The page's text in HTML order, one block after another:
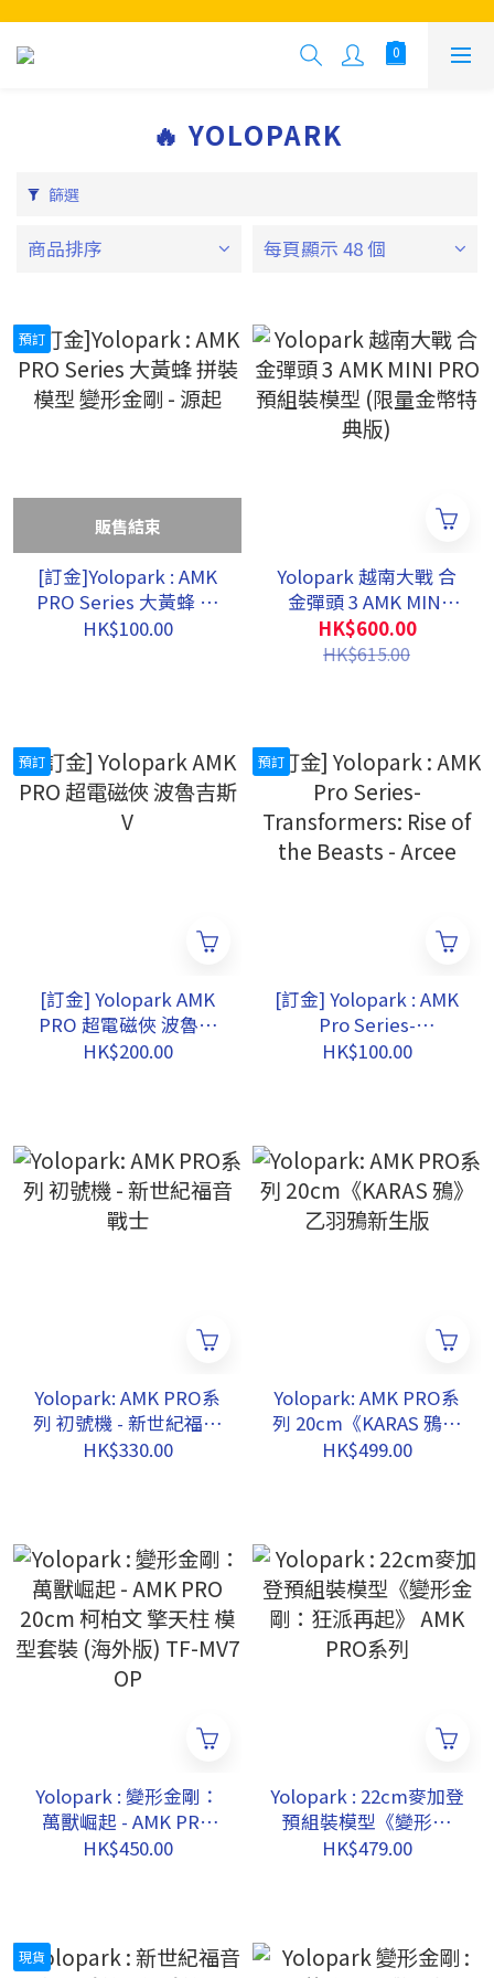
🔥 YOLOPARK
篩選
商品排序 每頁顯示 48 個
預訂
販售結束
[訂金]Yolopark : AMK
PRO Series 大黃蜂 拼
裝模型 變形金剛 - 源起
HK$100.00
Yolopark 越南大戰 合
金彈頭 3 AMK MINI
PRO 預組裝模型 (限量
金幣特典版)
HK$600.00
HK$615.00
預訂
[訂金] Yolopark AMK
PRO 超電磁俠 波魯吉
斯V
HK$200.00
預訂
[訂金] Yolopark : AMK
Pro Series-
Transformers: Rise of
HK$100.00
Yolopark: AMK PRO系
列 初號機 - 新世紀福音
戰士
HK$330.00
Yolopark: AMK PRO系
列 20cm《KARAS 鴉》
乙羽鴉新生版
HK$499.00
Yolopark : 變形金剛：
萬獸崛起 - AMK PRO
20cm 柯柏文 擎天柱 模
HK$450.00
Yolopark : 22cm麥加登
預組裝模型《變形金
剛：狂派再起》 AMK
HK$479.00
現貨